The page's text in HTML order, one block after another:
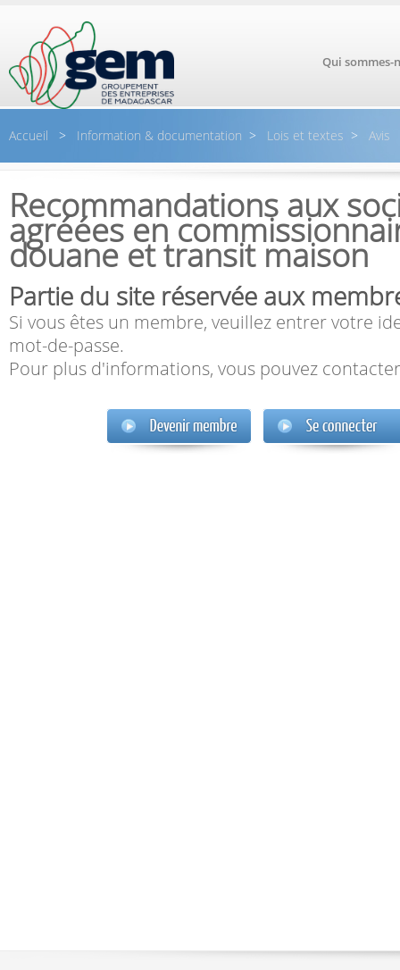
Qui sommes-
Accueil > Information & documentation > Lois et textes > Avis
Recommandations aux
agréées en
douane et transit maison
Partie du site réservée aux
Si vous êtes un membre, veuillez entrer votre
mot-de-passe.
Pour plus d'informations, vous pouvez